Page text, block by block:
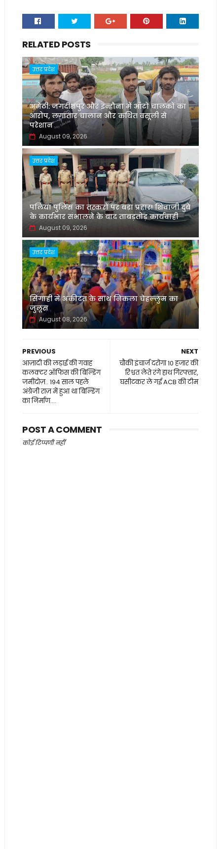
RELATED POSTS
उत्तर प्रदेश
अमेठी: जगदीशपुर और इन्हौना में ऑटो चालकों का
आरोप, लगातार चालान और कथित वसूली से
परेशान
August 09, 2026
उत्तर प्रदेश
पलिया पुलिस का तस्करों पर बड़ा प्रहार! शिवाजी दुबे
के कार्यभार संभालने के बाद ताबड़तोड़ कार्यवाही
August 09, 2026
उत्तर प्रदेश
सिंगाही में अकीदत के साथ निकला चेहल्लुम का
जुलूस
August 08, 2026
NEXT
चौकी इंचार्ज दरोगा 10 हजार की
रिश्वत लेते रंगे हाथ गिरफ्तार,
घसीटकर ले गई ACB की टीम
PREVIOUS
आज़ादी की लड़ाई की गवाह
कलक्टर ऑफिस की बिल्डिंग
जमींदोज़.. 194 साल पहले
अंग्रेजी राज़ में हुआ था बिल्डिंग
का निर्माण....
POST A COMMENT
कोई टिप्पणी नहीं